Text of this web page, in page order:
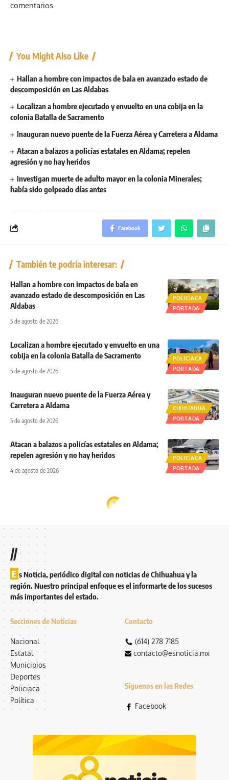
comentarios
You Might Also Like
Hallan a hombre con impactos de bala en avanzado estado de
descomposición en Las Aldabas
Localizan a hombre ejecutado y envuelto en una cobija en la
colonia Batalla de Sacramento
Inauguran nuevo puente de la Fuerza Aérea y Carretera a Aldama
Atacan a balazos a policías estatales en Aldama; repelen
agresión y no hay heridos
Investigan muerte de adulto mayor en la colonia Minerales;
había sido golpeado días antes
Facebook
También te podría interesar:
POLICIACA
PORTADA
Hallan a hombre con impactos de bala en
avanzado estado de descomposición en Las
Aldabas
5 de agosto de 2026
POLICIACA
PORTADA
Localizan a hombre ejecutado y envuelto en una
cobija en la colonia Batalla de Sacramento
5 de agosto de 2026
CHIHUAHUA
PORTADA
Inauguran nuevo puente de la Fuerza Aérea y
Carretera a Aldama
5 de agosto de 2026
POLICIACA
PORTADA
Atacan a balazos a policías estatales en Aldama;
repelen agresión y no hay heridos
4 de agosto de 2026
//
E s Noticia, periódico digital con noticias de Chihuahua y la
región. Nuestro principal enfoque es el informarte de los sucesos
más importantes del estado.
Secciones de Noticias
Nacional
Estatal
Municipios
Deportes
Policiaca
Política
Contacto
(614) 278 7185
contacto@esnoticia.mx
Síguenos en las Redes
Facebook